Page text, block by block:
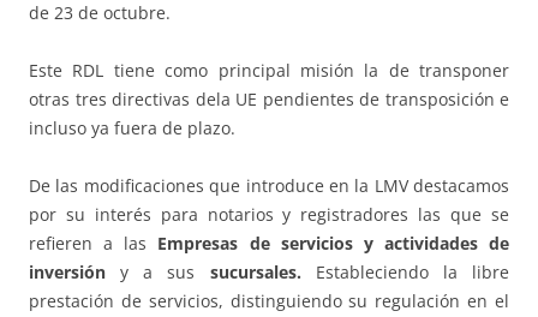
de 23 de octubre.
Este RDL tiene como principal misión la de transponer
otras tres directivas dela UE pendientes de transposición e
incluso ya fuera de plazo.
De las modificaciones que introduce en la LMV destacamos
por su interés para notarios y registradores las que se
refieren a las Empresas de servicios y actividades de
inversión y a sus sucursales. Estableciendo la libre
prestación de servicios, distinguiendo su regulación en el